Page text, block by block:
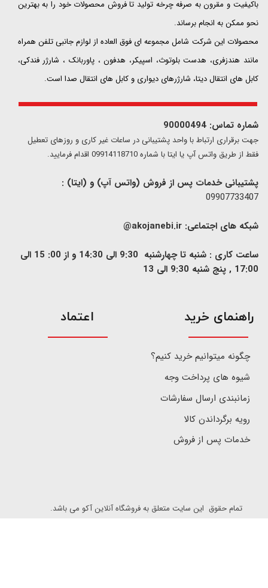
باکیفیت و مقرون به صرفه چرخه تولید تا فروش محصولات خود را به بهترین
نحو ممکن به انجام برساند.
محصولات این شرکت شامل مجموعه ای فوق العاده از لوازم جانبی تلفن همراه
مانند هندزفری، هدست بلوتوث، اسپیکر، هدفون ، پاوربانک ، شارژر فندکی،
کابل های انتقال دیتا، شارژرهای دیواری و کابل های انتقال صدا است.
شماره تماس: 90000494
​​جهت برقراری ارتباط با واحد پشتیبانی در ساعات غیر کاری و روزهای تعطیل
فقط از طریق واتس آپ یا ایتا با شماره 09914118710 اقدام فرمایید.
پشتیبانی خدمات پس از فروش (واتس آپ) و (ایتا) :
09907733407
شبکه های اجتماعی: akojanebi.ir@
ساعت کاری : شنبه تا چهارشنبه 9:30 الی 14:30 و از 00: 15 الی
17:00 , پنج شنبه 9:30 الی 13
​راهنمای خرید
چگونه میتوانیم خرید کنیم؟
شیوه های پرداخت وجه
زمانبندی ارسال سفارشات
رویه برگرداندن کالا
خدمات پس از فروش
تمام حقوق این سایت متعلق به فروشگاه آنلاین آکو می باشد.
اعتماد